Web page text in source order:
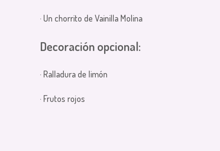
· Un chorrito de Vainilla Molina
Decoración opcional:
· Ralladura de limón
· Frutos rojos